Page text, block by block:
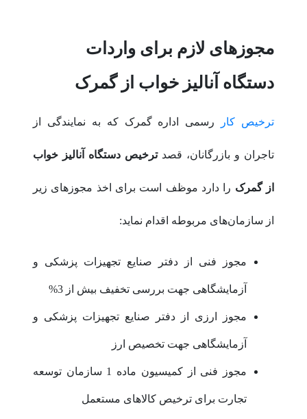
مجوزهای لازم برای واردات
دستگاه آنالیز خواب از گمرک
ترخیص کار رسمی اداره گمرک که به نمایندگی از
تاجران و بازرگانان، قصدترخیص دستگاه آنالیز خواب
از گمرک را دارد موظف است برای اخذ مجوزهای زیر
از سازمان‌های مربوطه اقدام نماید:
مجوز فنی از دفتر صنایع تجهیزات پزشکی و
آزمایشگاهی جهت بررسی تخفیف بیش از 3%
مجوز ارزی از دفتر صنایع تجهیزات پزشکی و
آزمایشگاهی جهت تخصیص ارز
مجوز فنی از کمیسیون ماده 1 سازمان توسعه
تجارت برای ترخیص کالاهای مستعمل